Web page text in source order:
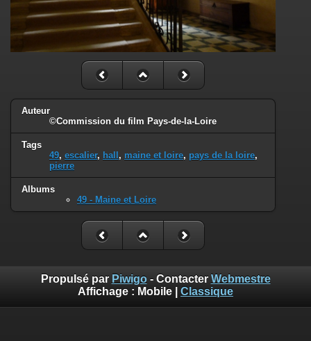
Auteur
©Commission du film Pays-de-la-Loire
Tags
49, escalier, hall, maine et loire, pays de la loire,
pierre
Albums
49 - Maine et Loire
Propulsé par Piwigo- Contacter Webmestre
Affichage : Mobile Classique